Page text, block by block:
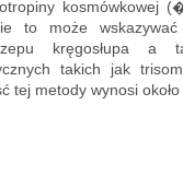
kosmówkowej
to może
kręgosłupa a
takich jak
tej metody wynosi